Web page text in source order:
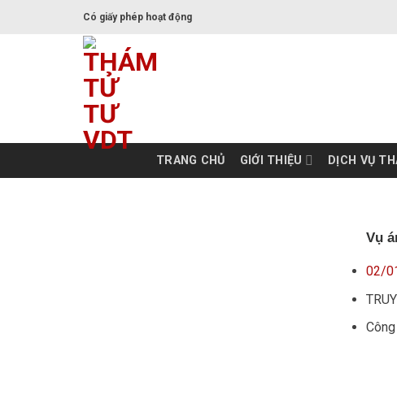
Có giấy phép hoạt động
TRANG CHỦ GIỚI THIỆU DỊCH VỤ
Vụ
02/